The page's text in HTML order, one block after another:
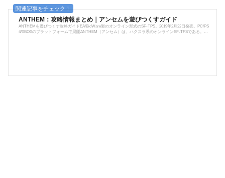
ANTHEM：攻略情報まとめ｜アンセムを遊びつくすガイド
ANTHEMを遊びつくす攻略ガイドEA/BioWare製のオンライン形式のSF-TPS。2019年2月22日発売。PC/PS
4/XBOXのプラットフォームで展開ANTHEM（アンセム）は、ハクスラ系のオンラインSF-TPSである。ジ